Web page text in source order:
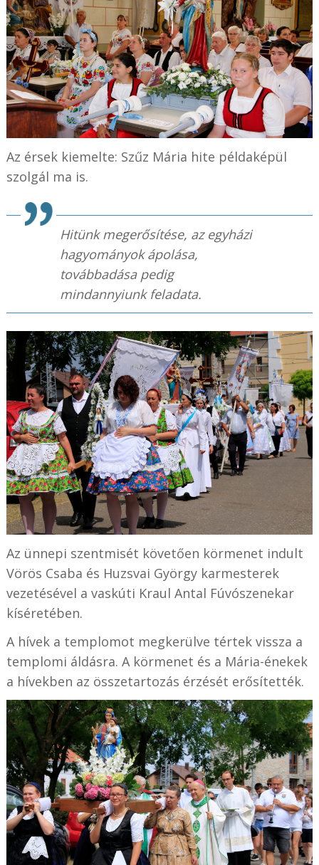
Az érsek kiemelte: Szűz Mária hite példaképül
szolgál ma is.
Hitünk megerősítése, az egyházi
hagyományok ápolása,
továbbadása pedig
mindannyiunk feladata.
Az ünnepi szentmisét követően körmenet indult
Vörös Csaba és Huzsvai György karmesterek
vezetésével a vaskúti Kraul Antal Fúvószenekar
kíséretében.
A hívek a templomot megkerülve tértek vissza a
templomi áldásra. A körmenet és a Mária-énekek
a hívekben az összetartozás érzését erősítették.